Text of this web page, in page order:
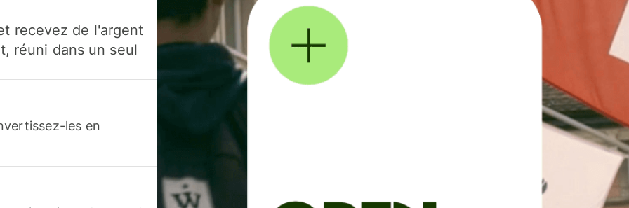
recevez de l'argent
réuni dans un seul
les en